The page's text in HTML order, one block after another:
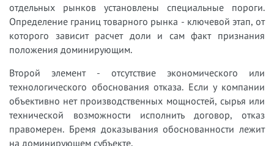
отдельных рынков установлены специальные пороги.
Определение границ товарного рынка - ключевой этап, от
которого зависит расчет доли и сам факт признания
положения доминирующим.
Второй элемент - отсутствие экономического или
технологического обоснования отказа. Если у компании
объективно нет производственных мощностей, сырья или
технической возможности исполнить договор, отказ
правомерен. Бремя доказывания обоснованности лежит
на доминирующем субъекте.